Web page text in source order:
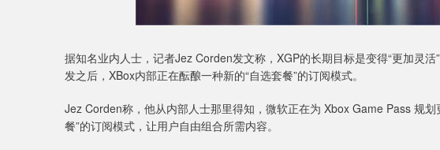
据知名业内人士，记者Jez Corden发文称，XGP的长期目标是变得“更加灵
发之后，XBox内部正在酝酿一种新的“自选套餐”的订阅模式。
Jez Corden称，他从内部人士那里得知，微软正在为 Xbox Game Pass 规
餐”的订阅模式，让用户自由组合所需内容。